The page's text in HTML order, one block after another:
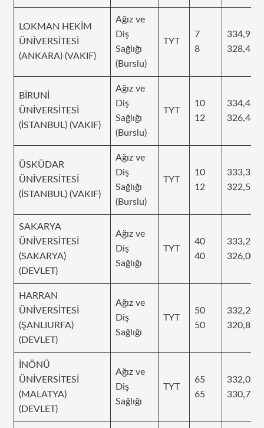
LOKMAN HEKİM
ÜNİVERSİTESİ
(ANKARA) (VAKIF)
Ağız ve
Diş
Sağlığı
(Burslu)
TYT
7
8
334,919
328,466
BİRUNİ
ÜNİVERSİTESİ
(İSTANBUL) (VAKIF)
Ağız ve
Diş
Sağlığı
(Burslu)
TYT
10
12
334,428
326,449
ÜSKÜDAR
ÜNİVERSİTESİ
(İSTANBUL) (VAKIF)
Ağız ve
Diş
Sağlığı
(Burslu)
TYT
10
12
333,322
322,5
SAKARYA
ÜNİVERSİTESİ
(SAKARYA)
(DEVLET)
Ağız ve
Diş
Sağlığı
TYT
40
40
333,285
326,005
HARRAN
ÜNİVERSİTESİ
(ŞANLIURFA)
(DEVLET)
Ağız ve
Diş
Sağlığı
TYT
50
50
332,208
320,822
İNÖNÜ
ÜNİVERSİTESİ
(MALATYA)
(DEVLET)
Ağız ve
Diş
Sağlığı
TYT
65
65
332,027
330,725